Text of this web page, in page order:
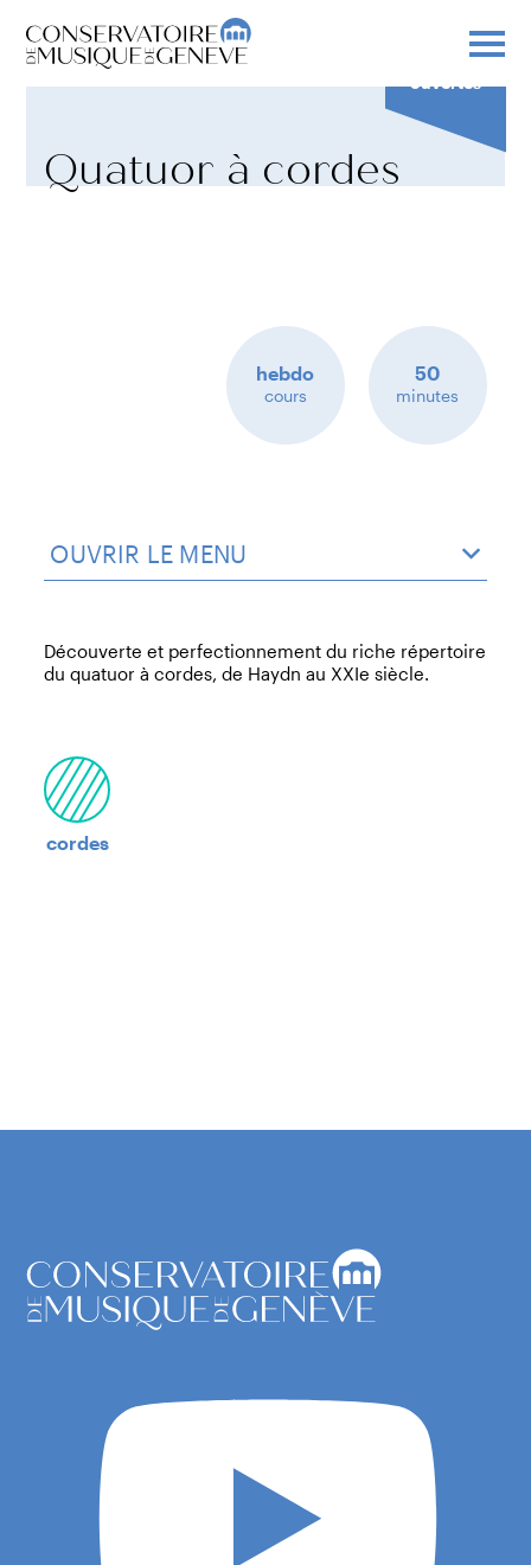
Quatuor à cordes
Inscriptions
ouvertes
hebdo
cours
50
minutes
OUVRIR LE MENU
Découverte et perfectionnement du riche répertoire
du quatuor à cordes, de Haydn au XXIesiècle.
cordes